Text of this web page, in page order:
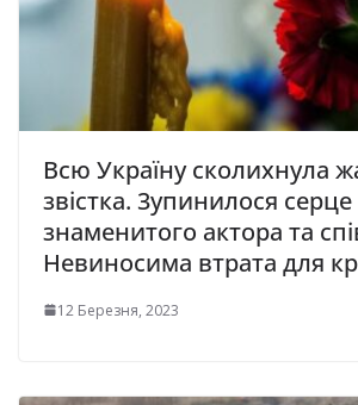
Всю Україну сколихнула
звістка. 3упинилося серце
знаменитого актора та
Невиносима втрата для
12 Березня, 2023